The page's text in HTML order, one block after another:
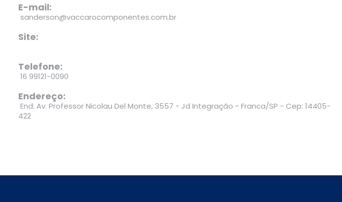
E-mail:
sanderson@vaccarocomponentes.com.br
Site:
Telefone:
16 99121-0090
Endereço:
End: Av. Professor Nicolau Del Monte, 3557 - Jd Integração - Franca/SP - Cep: 14405-
422